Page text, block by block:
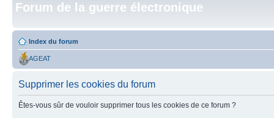
Forum de la guerre électronique
Index du forum
AGEAT
Supprimer les cookies du forum
Êtes-vous sûr de vouloir supprimer tous les cookies de ce forum ?